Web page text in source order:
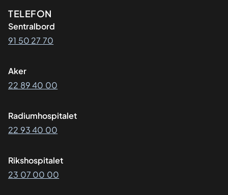
Kontaktinformasjon
TELEFON
Sentralbord
91 50 27 70
Aker
22 89 40 00
Radiumhospitalet
22 93 40 00
Rikshospitalet
23 07 00 00